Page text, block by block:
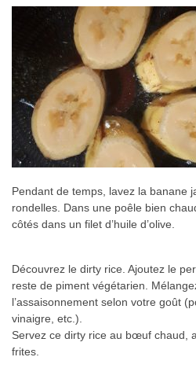
Pendant de temps, lavez la banane
rondelles. Dans une poêle bien
côtés dans un filet d’huile d’olive.
Découvrez le dirty rice. Ajoutez le
reste de piment végétarien.
l’assaisonnement selon votre goût
vinaigre, etc.).
Servez ce dirty rice au bœuf chaud,
frites.